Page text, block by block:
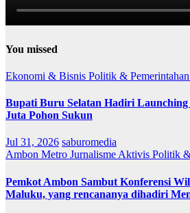
You missed
Ekonomi & Bisnis Politik & Pemerintahan
Bupati Buru Selatan Hadiri Launching
Juta Pohon Sukun
Jul 31, 2026 saburomedia
Ambon Metro Jurnalisme Aktivis Politik
Pemkot Ambon Sambut Konferensi
Maluku, yang rencananya dihadiri